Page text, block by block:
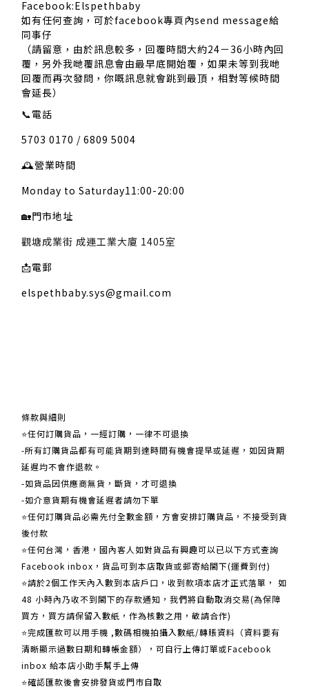
Facebook:Elspethbaby
如有任何查詢，可於facebook專頁內send message給
同事仔
（請留意，由於訊息較多，回覆時間大約24－36小時內回
覆，另外我哋覆訊息會由最早底開始覆，如果未等到我哋
回覆而再次發問，你嘅訊息就會跳到最頂，相對等候時間
會延長）
📞電話
5703 0170 / 6809 5004
🕰️營業時間
Monday to Saturday11:00-20:00
🏡門市地址
觀塘成業街 成運工業大廈 1405室
📩電郵
elspethbaby.sys@gmail.com
條款與細則
⭐任何訂購貨品，一經訂購，一律不可退換
-所有訂購貨品都有可能貨期到達時間有機會提早或延遲，如因貨期
延遲均不會作退款。
-如貨品因供應商無貨，斷貨，才可退換
-如介意貨期有機會延遲者請勿下單
⭐任何訂購貨品必需先付全數金額，方會安排訂購貨品，不接受到貨
後付款
⭐任何台灣，香港，國內客人如對貨品有興趣可以已以下方式查詢
Facebook inbox，貨品可到本店取貨或郵寄給閣下(運費到付)
​​⭐請於2個工作天內入數到本店戶口，收到款項本店才正式落單， 如
48 小時內乃收不到閣下的存款通知，我們將自動取消交易(為保障
買方，買方請保留入數紙，作為核數之用，敬請合作)
⭐完成匯款可以用手機 ,數碼相機拍攝入數紙/轉賬資料（資料要有
清晰顯示過數日期和轉帳金額），可自行上傳訂單或Facebook
inbox 給本店小助手幫手上傳
⭐確認匯款後會安排發貨或門市自取